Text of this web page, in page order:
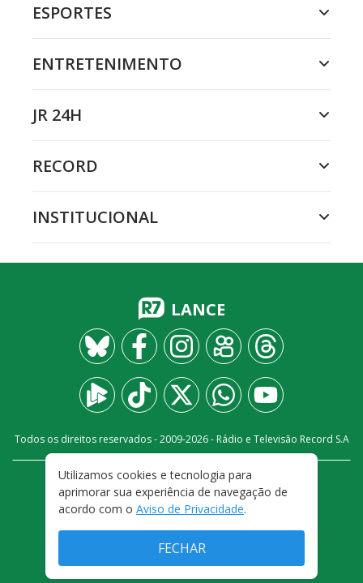
ESPORTES
ENTRETENIMENTO
JR 24H
RECORD
INSTITUCIONAL
LANCE
Todos os direitos reservados - 2009-2026- Rádio e Televisão Record S.A
FALE CONOSCO
PRIVACIDADE
TERMOS E CONDIÇÕES DE USO
Utilizamos cookies e tecnologia para
aprimorar sua experiência de navegação de
acordo com o Aviso de Privacidade.
FECHAR